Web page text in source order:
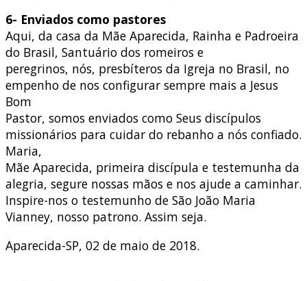
6- Enviados como pastores
Aqui, da casa da Mãe Aparecida, Rainha e Padroeira
do Brasil, Santuário dos romeiros e
peregrinos, nós, presbíteros da Igreja no Brasil, no
empenho de nos configurar sempre mais a Jesus
Bom
Pastor, somos enviados como Seus discípulos
missionários para cuidar do rebanho a nós confiado.
Maria,
Mãe Aparecida, primeira discípula e testemunha da
alegria, segure nossas mãos e nos ajude a caminhar.
Inspire-nos o testemunho de São João Maria
Vianney, nosso patrono. Assim seja.
Aparecida-SP, 02 de maio de 2018.